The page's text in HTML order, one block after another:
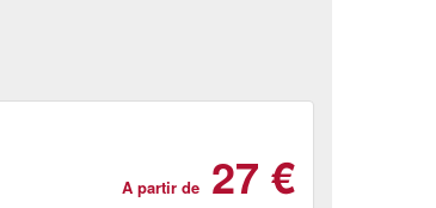
A partir de 27 €